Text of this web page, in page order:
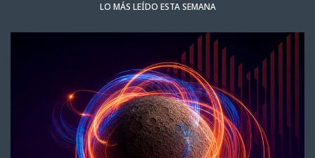
LO MÁS LEÍDO ESTA SEMANA